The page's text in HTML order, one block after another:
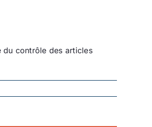
du contrôle des articles